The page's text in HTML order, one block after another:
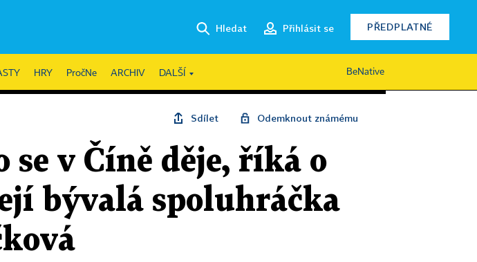
Hledat Přihlásit se PŘEDPLATNÉ
HRY PročNe ARCHIV DALŠÍ BeNative
Sdílet Odemknout známému
v Číně děje, říká o
bývalá spoluhráčka